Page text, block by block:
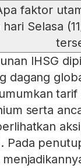
faktor
hari Selasa
IHSG
dagang
serta
Pada